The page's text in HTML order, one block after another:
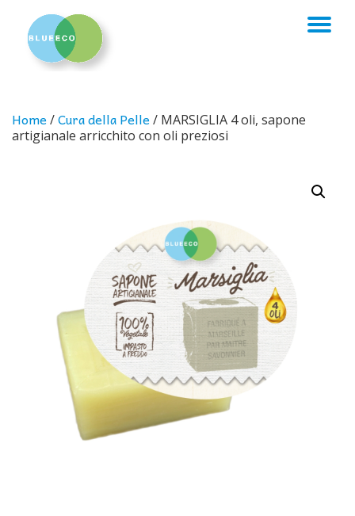
Home/Cura della Pelle/ MARSIGLIA 4 oli, sapone
artigianale arricchito con oli preziosi